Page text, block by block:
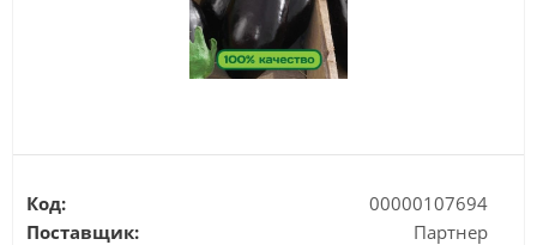
Код:
00000107694
Поставщик:
Партнер